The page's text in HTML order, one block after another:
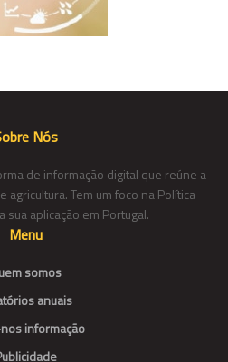
Nós
de informação digital que reúne a
Tem um foco na Política
sua aplicação em Portugal.
Menu
somos
anuais
informação